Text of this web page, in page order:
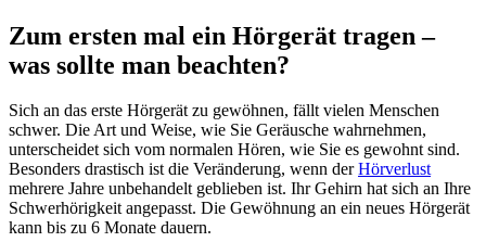
Zum ersten mal ein Hörgerät tragen –
was sollte man beachten?
Sich an das erste Hörgerät zu gewöhnen, fällt vielen Menschen
schwer. Die Art und Weise, wie Sie Geräusche wahrnehmen,
unterscheidet sich vom normalen Hören, wie Sie es gewohnt sind.
Besonders drastisch ist die Veränderung, wenn derHörverlust
mehrere Jahre unbehandelt geblieben ist. Ihr Gehirn hat sich an Ihre
Schwerhörigkeit angepasst. Die Gewöhnung an ein neues Hörgerät
kann bis zu 6 Monate dauern.